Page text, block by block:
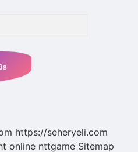
https://seheryeli.com
online nttgame Sitemap